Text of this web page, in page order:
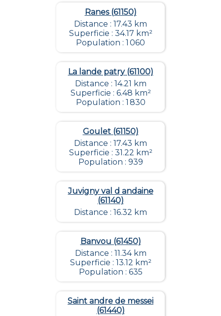
Ranes (61150)
Distance : 17.43 km
Superficie : 34.17 km²
Population : 1 060
La lande patry (61100)
Distance : 14.21 km
Superficie : 6.48 km²
Population : 1 830
Goulet (61150)
Distance : 17.43 km
Superficie : 31.22 km²
Population : 939
Juvigny val d andaine
(61140)
Distance : 16.32 km
Banvou (61450)
Distance : 11.34 km
Superficie : 13.12 km²
Population : 635
Saint andre de messei
(61440)